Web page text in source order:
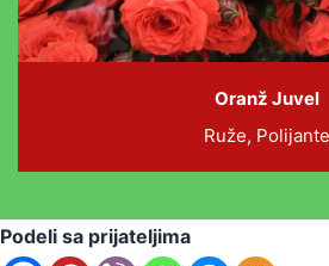
Oranž Juvel
Ruže, Polijante
Podeli sa prijateljima